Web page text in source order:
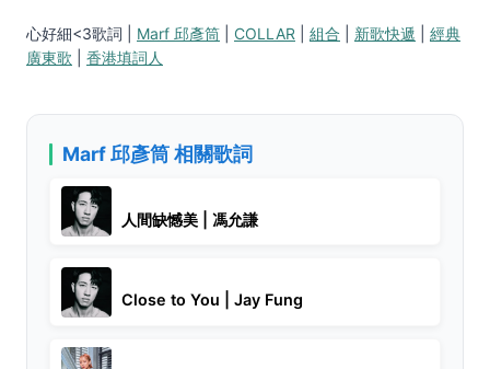
心好細<3歌詞 | Marf 邱彥筒 COLLAR 組合 新歌快遞
經典
廣東歌
香港填詞人
Marf 邱彥筒 相關歌詞
人間缺憾美 | 馮允謙
Close to You | Jay Fung